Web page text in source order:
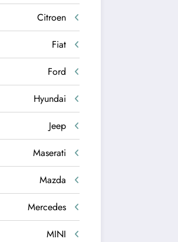
Citroen
Fiat
Ford
Hyundai
Jeep
Maserati
Mazda
Mercedes
MINI